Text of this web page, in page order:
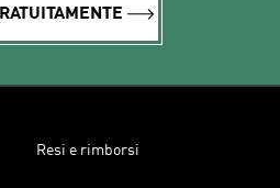
Resi e rimborsi